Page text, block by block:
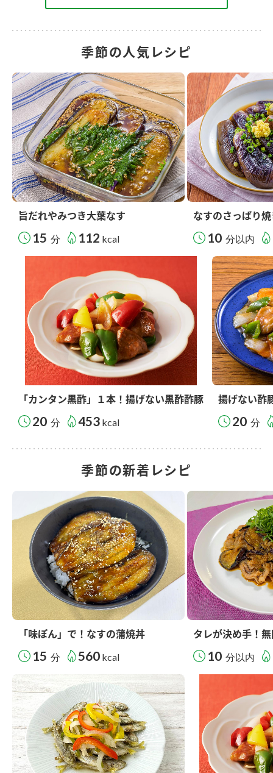
季節の人気レシピ
旨だれやみつき大葉なす
15 分 112 kcal
なすのさっぱり
10 分以内
「カンタン黒酢」１本！揚げない黒酢酢豚
20 分 453 kcal
揚げない酢
20 分
季節の新着レシピ
「味ぽん」で！なすの蒲焼丼
15 分 560 kcal
タレが決め手！
10 分以内